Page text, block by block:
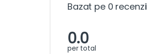
Bazat pe 0 recenzii
0.0
per total